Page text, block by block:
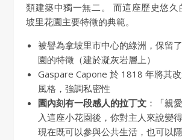
類建築中獨一無二。 而這座歷史悠久
坡里花園主要特徵的典範。
被譽為拿坡里市中心的綠洲，保留
園的特徵（建於凝灰岩層上）
Gaspare Capone 於 1818 年將其
風格，強調私密性
園內刻有一段感人的拉丁文 ：「親
入這座小花園後，你對主人來說變
現在既可以參與公共生活，也可以